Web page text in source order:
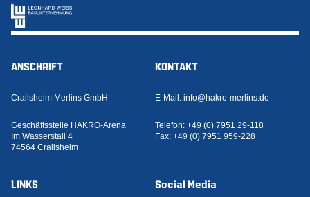
ANSCHRIFT
Crailsheim Merlins GmbH
Geschäftsstelle HAKRO-Arena
Im Wasserstall 4
74564 Crailsheim
KONTAKT
E-Mail: info@hakro-merlins.de
Telefon: +49 (0) 7951 29-118
Fax: +49 (0) 7951 959-228
LINKS Social Media